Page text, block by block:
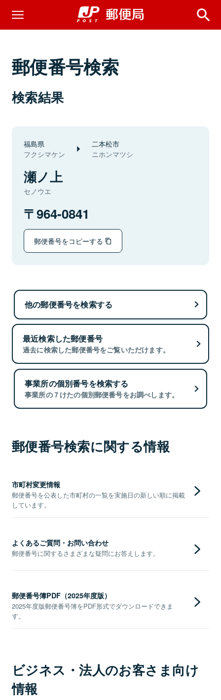
郵便番号検索
検索結果
福島県
フクシマケン
二本松市
ニホンマツシ
瀬ノ上
セノウエ
964-0841
郵便番号をコピーする
他の郵便番号を検索する
最近検索した郵便番号
過去に検索した郵便番号をご覧いただけます。
事業所の個別番号を検索する
事業所の７けたの個別郵便番号をお調べします。
郵便番号検索に関する情報
市町村変更情報
郵便番号を公表した市町村の一覧を実施日の新しい順に掲載
しています。
よくあるご質問・お問い合わせ
郵便番号に関するさまざまな疑問にお答えします。
郵便番号簿PDF（2025年度版）
2025年度版郵便番号簿をPDF形式でダウンロードできま
す。
ビジネス・法人のお客さま向け
情報